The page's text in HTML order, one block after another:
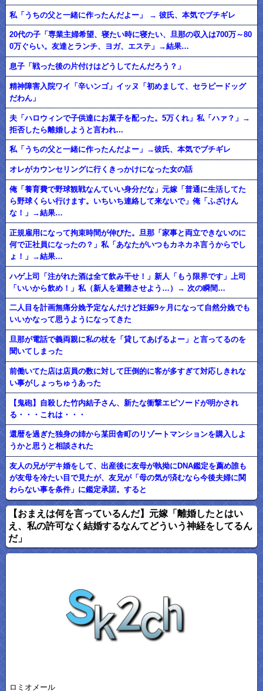
私「うちの父と一緒に作ったんだよー」 → 彼氏、本気でブチギレ
20代の子「専業主婦希望、寝たい時に寝たい、旦那の収入は700万～80
0万ぐらい。友達とランチ、ヨガ、エステ」→結果…
息子「戦った後の片付けはどうしてたんだろう？」
精神障害入院ワイ「辛いンゴ」イッヌ「初めまして、セラピードッグ
だわん」
夫「ハロウィンで子供達にお菓子を配った。5万くれ」私「ハァ？」→
拒否したら離婚しようと言われ...
私「うちの父と一緒に作ったんだよー」→彼氏、本気でブチギレ
オレがカウンセリングに行くきっかけになった女の話
俺「養育費で野球観戦なんていい身分だな」元嫁「普通に生活してた
ら野球くらい行けます。いちいち連絡して来ないで」俺「ふざけん
な！」→結果…
正規雇用になって拘束時間が伸びた。旦那「家事と両立できないのに
何で正社員になったの？」私「あなたがいつもカネカネ言うからでし
ょ！」→結果…
ハゲ上司「注がれた酒は全て飲み干せ！」新人「もう限界です」上司
「いいから飲め！」私（新人を避難させよう…）→ 次の瞬間…
二人目を計画無痛分娩予定なんだけど妊娠9ヶ月になって自然分娩でも
いいかなって思うようになってきた
旦那が電話で義両親に私の杖を「貸してあげるよー」と言ってるのを
聞いてしまった
前働いてた店は店員の数に対して圧倒的に客が多すぎて対応しきれな
い事がしょっちゅうあった
【鬼砲】自殺した竹内結子さん、新たな衝撃エピソードが明かされ
る・・・これは・・・
還暦を過ぎた独身の姉から某田舎町のリゾートマンションを購入しよ
うかと思うと相談された
友人の兄がデキ婚をして、出産後に友母が執拗にDNA鑑定を薦め誰も
が友母を冷たい目で見たが、友兄が「母の気が済むなら今後夫婦に関
わらない事を条件」に鑑定承諾。すると
【おまえは何を言っているんだ】元嫁「離婚したとはい
え、私の許可なく結婚するなんてどういう神経をしてるん
だ」
ロミオメール